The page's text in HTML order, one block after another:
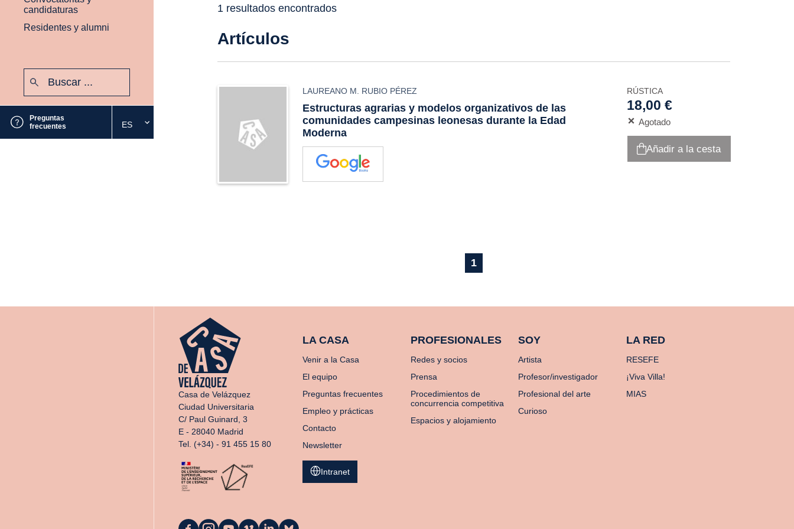
candidaturas
Residentes y alumni
Preguntas
frecuentes
Seleccione
el
ES
1 resultados encontrados
Artículos
LAUREANO M. RUBIO PÉREZ
Estructuras agrarias y modelos organizativos de las
comunidades campesinas leonesas durante la Edad
Moderna
RÚSTICA
18,00 €
Agotado
Añadir a la cesta
1
Casa de Velázquez
Ciudad Universitaria
C/ Paul Guinard, 3
E - 28040 Madrid
Tel. (+34) - 91 455 15 80
LA CASA
Venir a la Casa
El equipo
Preguntas frecuentes
Empleo y prácticas
Contacto
Newsletter
PROFESIONALES
Redes y socios
Prensa
Procedimientos de
concurrencia competitiva
Espacios y alojamiento
SOY
Artista
Profesor/investigador
Profesional del arte
Curioso
LA RED
RESEFE
¡Viva Villa!
MIAS
Intranet